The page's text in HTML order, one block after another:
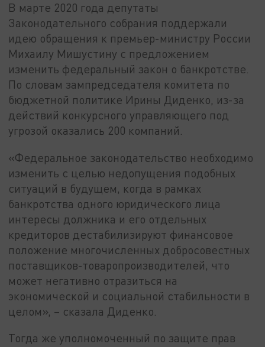
В марте 2020 года депутаты
Законодательного собрания поддержали
идею обращения к премьер-министру России
Михаилу Мишустину с предложением
изменить федеральный закон о банкротстве.
По словам зампредседателя комитета по
бюджетной политике Ирины Диденко, из-за
действий конкурсного управляющего под
угрозой оказались 200 компаний.
«Федеральное законодательство необходимо
изменить с целью недопущения подобных
ситуаций в будущем, когда в рамках
банкротства одного юридического лица
интересы должника и его отдельных
кредиторов дестабилизируют финансовое
положение многочисленных добросовестных
поставщиков-товаропроизводителей, что
может негативно отразиться на
экономической и социальной стабильности в
целом», – сказала Диденко.
Тогда же уполномоченный по защите прав